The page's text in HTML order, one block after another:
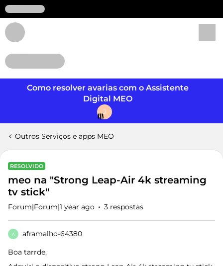
Como resolver avarias com o Assistente
Digital MEO
J
Outros Serviços e apps MEO
RESOLVIDO
meo na "Strong Leap-Air 4k streaming
tv stick"
Forum|Forum|1 year ago 3 respostas
A aframalho-64380
Boa tarrde,